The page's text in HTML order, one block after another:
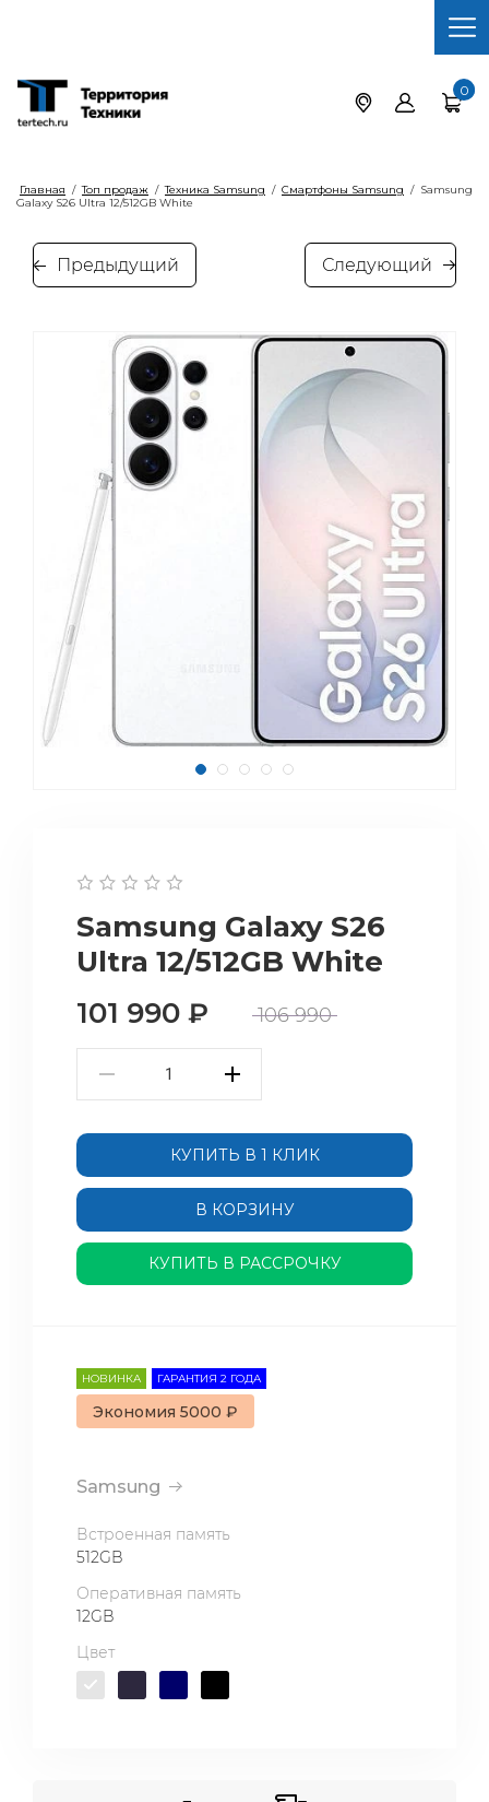
0
Главная / Топ продаж / Техника Samsung / Смартфоны Samsung / Samsung
Galaxy S26 Ultra 12/512GB White
Предыдущий Следующий
Samsung Galaxy S26
Ultra 12/512GB White
106 990
101 990 ₽
КУПИТЬ В 1 КЛИК
В КОРЗИНУ
КУПИТЬ В РАССРОЧКУ
НОВИНКА ГАРАНТИЯ 2 ГОДА
Экономия 5000 ₽
Samsung
Встроенная память
512GB
Оперативная память
12GB
Цвет